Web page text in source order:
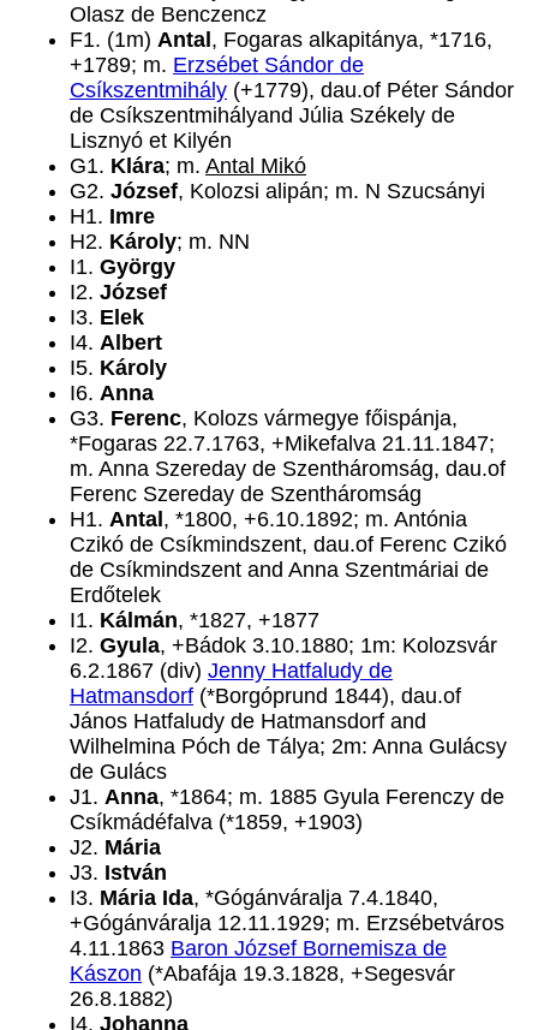
Olasz de Benczencz
F1. (1m) Antal , Fogaras alkapitánya, *1716,
+1789; m. Erzsébet Sándor de
Csíkszentmihály (+1779), dau.of Péter Sándor
de Csíkszentmihályand Júlia Székely de
Lisznyó et Kilyén
G1. Klára; m. Antal Mikó
G2. József, Kolozsi alipán; m. N Szucsányi
H1. Imre
H2. Károly; m. NN
I1. György
I2. József
I3. Elek
I4. Albert
I5. Károly
I6. Anna
G3. Ferenc, Kolozs vármegye főispánja,
*Fogaras 22.7.1763, +Mikefalva 21.11.1847;
m. Anna Szereday de Szentháromság, dau.of
Ferenc Szereday de Szentháromság
H1. Antal , *1800, +6.10.1892; m. Antónia
Czikó de Csíkmindszent, dau.of Ferenc Czikó
de Csíkmindszent and Anna Szentmáriai de
Erdőtelek
I1. Kálmán, *1827, +1877
I2. Gyula, +Bádok 3.10.1880; 1m: Kolozsvár
6.2.1867 (div) Jenny Hatfaludy de
Hatmansdorf (*Borgóprund 1844), dau.of
János Hatfaludy de Hatmansdorf and
Wilhelmina Póch de Tálya; 2m: Anna Gulácsy
de Gulács
J1. Anna, *1864; m. 1885 Gyula Ferenczy de
Csíkmádéfalva (*1859, +1903)
J2. Mária
J3. István
I3. Mária Ida, *Gógánváralja 7.4.1840,
+Gógánváralja 12.11.1929; m. Erzsébetváros
4.11.1863 Baron József Bornemisza de
Kászon (*Abafája 19.3.1828, +Segesvár
26.8.1882)
I4. Johanna